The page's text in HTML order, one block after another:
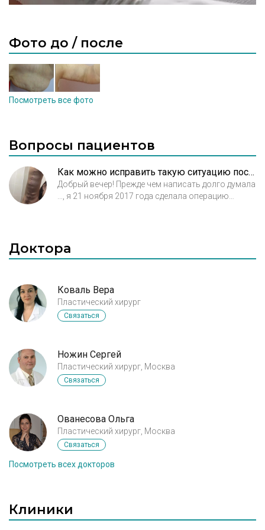
Фото до / после
Посмотреть все фото
Вопросы пациентов
Как можно исправить такую ситуацию после брахиопластики?
Добрый вечер! Прежде чем написать долго думала
..., я 21 ноября 2017 года сделала операцию
этого хирурга. Я не могу ни раздеться и ничего
рука и почти запястье ... Как все это исправить,
скажите, пожалуйста
Доктора
Коваль Вера
Пластический хирург
Связаться
Ножин Сергей
Пластический хирург, Москва
Связаться
Ованесова Ольга
Пластический хирург, Москва
Связаться
Посмотреть всех докторов
Клиники